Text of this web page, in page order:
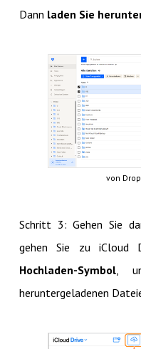
Dann laden Sie
von
Schritt 3: Gehen Sie
gehen Sie zu iCloud
Hochladen-Symbol,
heruntergeladenen